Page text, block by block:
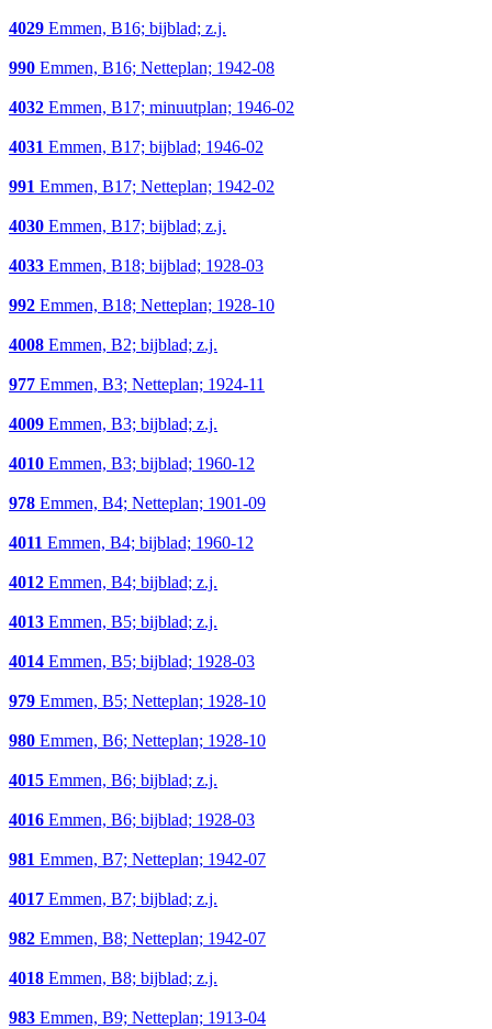
4029 Emmen, B16; bijblad; z.j.
990 Emmen, B16; Netteplan; 1942-08
4032 Emmen, B17; minuutplan; 1946-02
4031 Emmen, B17; bijblad; 1946-02
991 Emmen, B17; Netteplan; 1942-02
4030 Emmen, B17; bijblad; z.j.
4033 Emmen, B18; bijblad; 1928-03
992 Emmen, B18; Netteplan; 1928-10
4008 Emmen, B2; bijblad; z.j.
977 Emmen, B3; Netteplan; 1924-11
4009 Emmen, B3; bijblad; z.j.
4010 Emmen, B3; bijblad; 1960-12
978 Emmen, B4; Netteplan; 1901-09
4011 Emmen, B4; bijblad; 1960-12
4012 Emmen, B4; bijblad; z.j.
4013 Emmen, B5; bijblad; z.j.
4014 Emmen, B5; bijblad; 1928-03
979 Emmen, B5; Netteplan; 1928-10
980 Emmen, B6; Netteplan; 1928-10
4015 Emmen, B6; bijblad; z.j.
4016 Emmen, B6; bijblad; 1928-03
981 Emmen, B7; Netteplan; 1942-07
4017 Emmen, B7; bijblad; z.j.
982 Emmen, B8; Netteplan; 1942-07
4018 Emmen, B8; bijblad; z.j.
983 Emmen, B9; Netteplan; 1913-04